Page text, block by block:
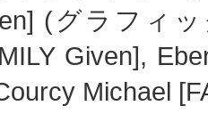
(グラフィ
Given],
Michael